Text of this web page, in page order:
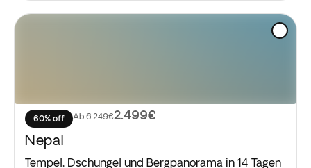
60% off Ab 6.249€2.499€
Nepal
Tempel, Dschungel und Bergpanorama in 14 Tagen